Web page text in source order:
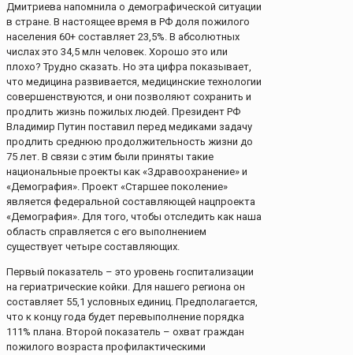
Дмитриева напомнила о демографической ситуации
в стране. В настоящее время в РФ доля пожилого
населения 60+ составляет 23,5%. В абсолютных
числах это 34,5 млн человек. Хорошо это или
плохо? Трудно сказать. Но эта цифра показывает,
что медицина развивается, медицинские технологии
совершенствуются, и они позволяют сохранить и
продлить жизнь пожилых людей. Президент РФ
Владимир Путин поставил перед медиками задачу
продлить среднюю продолжительность жизни до
75 лет. В связи с этим были приняты такие
национальные проекты как «Здравоохранение» и
«Демография». Проект «Старшее поколение»
является федеральной составляющей нацпроекта
«Демография». Для того, чтобы отследить как наша
область справляется с его выполнением
существует четыре составляющих.
Первый показатель – это уровень госпитализации
на гериатрические койки. Для нашего региона он
составляет 55,1 условных единиц. Предполагается,
что к концу года будет перевыполнение порядка
111% плана. Второй показатель – охват граждан
пожилого возраста профилактическими